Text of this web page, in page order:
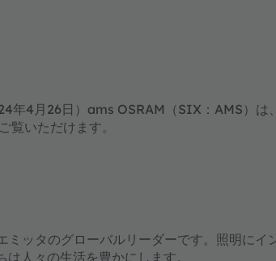
年4月26日）ams OSRAM（SIX：AMS）は、
覧いただけます。
ッタのグローバルリーダーです。照明にイ
人々の生活を豊かにします。